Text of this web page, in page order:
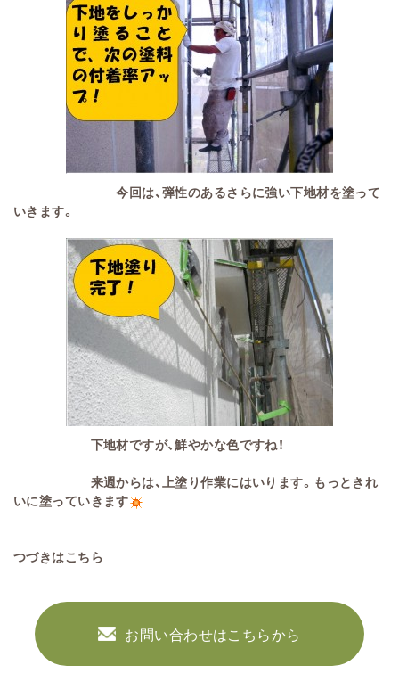
今回は、弾性のあるさらに強い下地材を塗って
いきます。
下地材ですが、鮮やかな色ですね！
来週からは、上塗り作業にはいります。もっときれ
いに塗っていきます
つづきはこちら
お問い合わせはこちらから